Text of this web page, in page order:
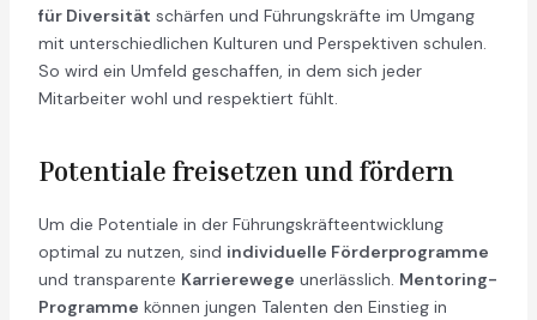
für Diversität schärfen und Führungskräfte im Umgang
mit unterschiedlichen Kulturen und Perspektiven schulen.
So wird ein Umfeld geschaffen, in dem sich jeder
Mitarbeiter wohl und respektiert fühlt.
Potentiale freisetzen und fördern
Um die Potentiale in der Führungskräfteentwicklung
optimal zu nutzen, sind individuelle Förderprogramme
und transparente Karrierewege unerlässlich. Mentoring-
Programme können jungen Talenten den Einstieg in